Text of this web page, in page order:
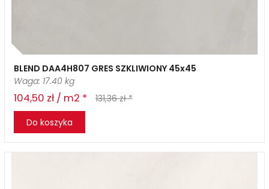
BLEND DAA4H807 GRES SZKLIWIONY 45x45
Waga: 17.40 kg
104,50 zł / m2 *
131,36 zł *
Do koszyka